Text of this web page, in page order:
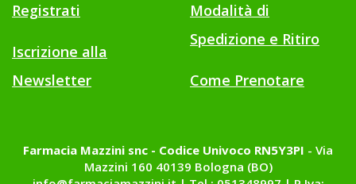
Registrati
Iscrizione alla
Newsletter
Modalità di
Spedizione e Ritiro
Come Prenotare
Farmacia Mazzini snc - Codice Univoco RN5Y3PI - Via
Mazzini 160 40139 Bologna (BO)